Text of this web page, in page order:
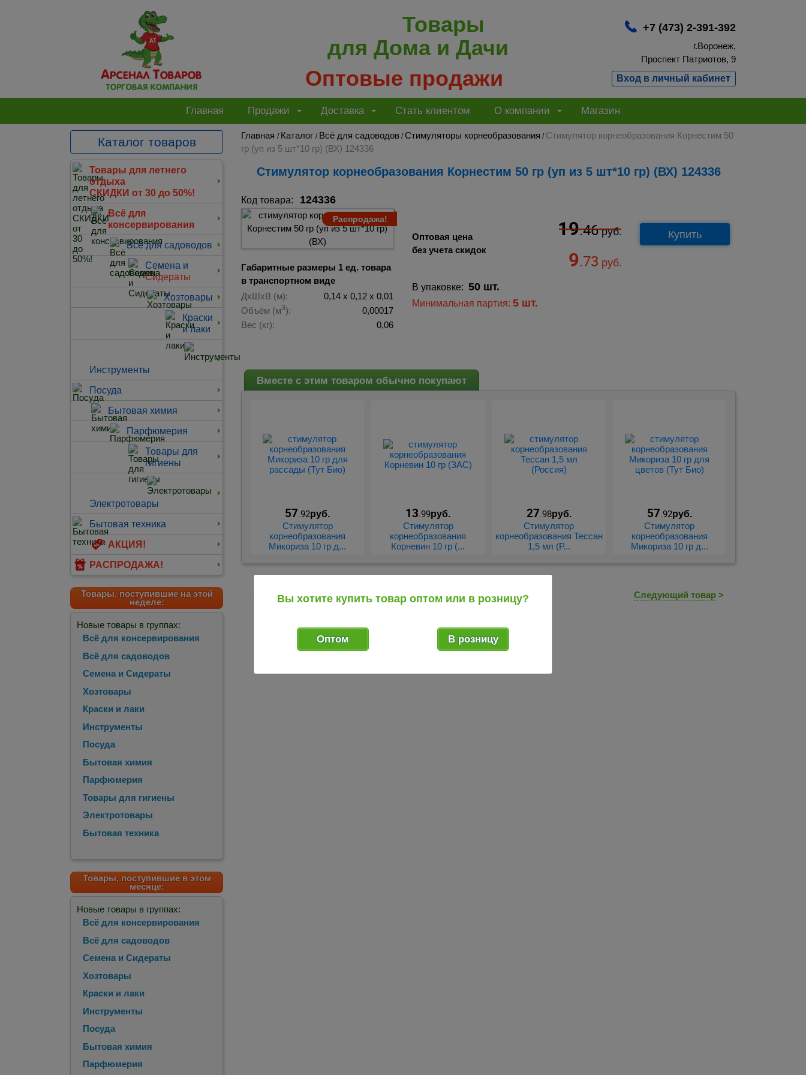
Товары
для Дома и Дачи
Оптовые продажи
+7 (473) 2-391-392
г.Воронеж,
Проспект Патриотов, 9
Вход в личный кабинет
Главная Продажи Доставка Стать клиентом О компании Магазин
Каталог товаров
Товары для летнего
отдыха
СКИДКИ от 30 до 50%!
Всё для
консервирования
Всё для садоводов
Семена и
Сидераты
Хозтовары
Краски
и лаки
Инструменты
Посуда
Бытовая химия
Парфюмерия
Товары для
гигиены
Электротовары
Бытовая техника
АКЦИЯ!
РАСПРОДАЖА!
Товары, поступившие на этой
неделе:
Новые товары в группах:
Всё для консервирования
Всё для садоводов
Семена и Сидераты
Хозтовары
Краски и лаки
Инструменты
Посуда
Бытовая химия
Парфюмерия
Товары для гигиены
Электротовары
Бытовая техника
Товары, поступившие в этом
месяце:
Новые товары в группах:
Всё для консервирования
Всё для садоводов
Семена и Сидераты
Хозтовары
Краски и лаки
Инструменты
Посуда
Бытовая химия
Парфюмерия
Главная / Каталог / Всё для садоводов /Стимуляторы корнеобразования / Стимулятор корнеобразования Корнестим 50
гр (уп из 5 шт*10 гр) (ВХ) 124336
Стимулятор корнеобразования Корнестим 50 гр (уп из 5 шт*10 гр) (ВХ) 124336
Код товара: 124336
Распродажа!
Габаритные размеры 1 ед. товара
в транспортном виде
ДхШхВ (м):
0,14 х 0,12 х 0,01
Объём (м3):
0,00017
Вес (кг):
0,06
Оптовая цена
без учета скидок
19.46руб.
9.73 руб.
Купить
В упаковке: 50 шт.
Минимальная партия: 5 шт.
Вместе с этим товаром обычно покупают
57.92руб.
Стимулятор
корнеобразования
Микориза 10 гр д...
13.99руб.
Стимулятор
корнеобразования
Корневин 10 гр (...
27.98руб.
Стимулятор
корнеобразования Тессан
1,5 мл (Р...
57.92руб.
Стимулятор
корнеобразования
Микориза 10 гр д...
< Предыдущий товар Следующий товар >
Вы хотите купить товар оптом или в розницу?
Оптом В розницу